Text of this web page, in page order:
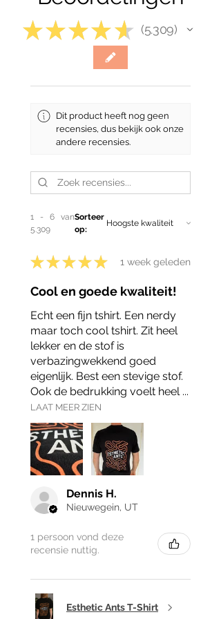
Deze mieren kunnen worden
gehouden in acrylnesten,
gipsnesten, ytongnesten of
natuurlijke opstellingen met bodem
of hout. Een ruime buitenwereld
werksters actief foerageren.
Verdediging
Werksters kunnen bijten en
nest verdedigen. Vooral majors
hebben sterke kaken, dus
is aan te raden.
★ ★ ★ ★ ★ 5.309
5309
Dit product heeft nog geen
recensies, dus bekijk ook onze
andere recensies.
1 - 6 van
5.309
Sorteer
op:
★ ★ ★ ★ ★ 1 week geleden
Cool en goede kwaliteit!
Echt een fijn tshirt. Een nerdy
maar toch cool tshirt. Zit heel
lekker en de stof is
verbazingwekkend goed
eigenlijk. Best een stevige stof.
Ook de bedrukking voelt heel ...
LAAT MEER ZIEN
Dennis H.
Nieuwegein, UT
1 persoon vond deze
recensie nuttig.
Esthetic Ants T-Shirt